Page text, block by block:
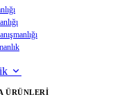
ÜRÜNLERI